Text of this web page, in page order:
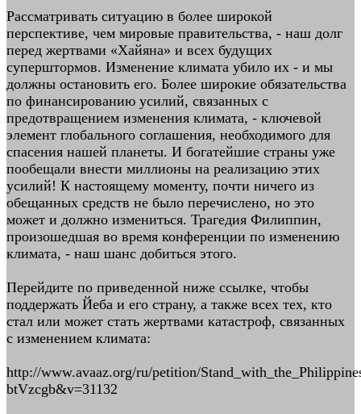
Рассматривать ситуацию в более широкой
перспективе, чем мировые правительства, - наш долг
перед жертвами «Хайяна» и всех будущих
суперштормов. Изменение климата убило их - и мы
должны остановить его. Более широкие обязательства
по финансированию усилий, связанных с
предотвращением изменения климата, - ключевой
элемент глобального соглашения, необходимого для
спасения нашей планеты. И богатейшие страны уже
пообещали внести миллионы на реализацию этих
усилий! К настоящему моменту, почти ничего из
обещанных средств не было перечислено, но это
может и должно измениться. Трагедия Филиппин,
произошедшая во время конференции по изменению
климата, - наш шанс добиться этого.
Перейдите по приведенной ниже ссылке, чтобы
поддержать Йеба и его страну, а также всех тех, кто
стал или может стать жертвами катастроф, связанных
с изменением климата:
http://www.avaaz.org/ru/petition/
btVzcgb&v=31132